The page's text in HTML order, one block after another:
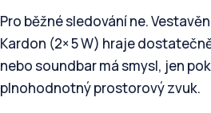
Pro běžné sledování ne.
Kardon (2× 5 W) hraje
nebo soundbar má smysl, jen
plnohodnotný prostorový zvuk.